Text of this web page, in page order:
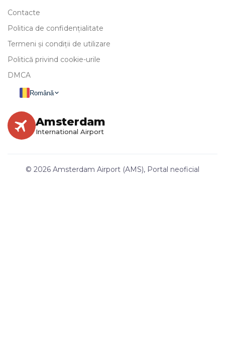
Contacte
Politica de confidențialitate
Termeni și condiții de utilizare
Politică privind cookie-urile
DMCA
Română
Amsterdam
International Airport
© 2026 Amsterdam Airport (AMS), Portal neoficial